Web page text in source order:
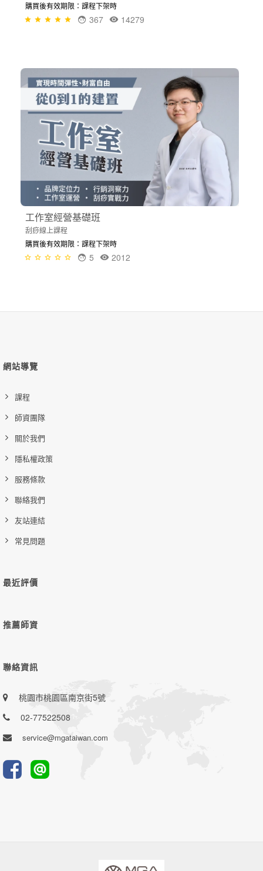
購買後有效期限：課程下架時
14279
367
工作室經營基礎班
刮痧線上課程
購買後有效期限：課程下架時
2012
5
網站導覽
課程
師資團隊
關於我們
隱私權政策
服務條款
聯絡我們
友站連結
常見問題
最近評價
推薦師資
聯絡資訊
桃園市桃園區南京街5號
02-77522508
service@mgataiwan.com